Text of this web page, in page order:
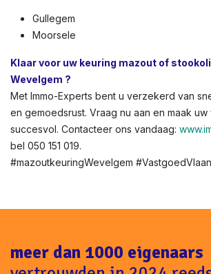
Gullegem
Moorsele
Klaar voor uw keuring mazout of
Wevelgem ?
Met Immo-Experts bent u verzekerd van
en gemoedsrust. Vraag nu aan en maak
succesvol. Contacteer ons vandaag:
bel 050 151 019.
#mazoutkeuringWevelgem
meer dan 1000 eigenaars